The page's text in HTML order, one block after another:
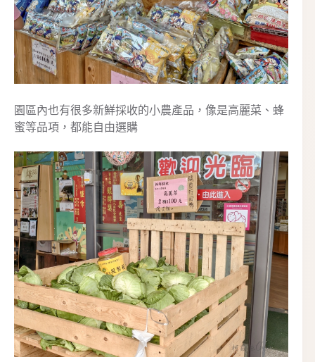
園區內也有很多新鮮採收的小農產品，像是高麗菜、蜂
蜜等品項，都能自由選購